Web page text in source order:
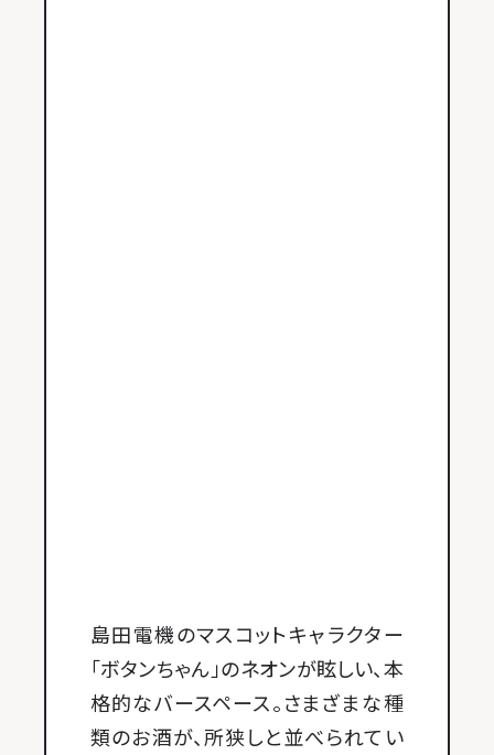
島田電機のマスコットキャラクター
「ボタンちゃん」のネオンが眩しい、本
格的なバースペース。さまざまな種
類のお酒が、所狭しと並べられてい